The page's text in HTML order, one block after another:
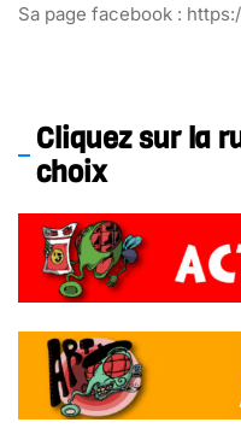
Sa page facebook :
Cliquez sur la
choix